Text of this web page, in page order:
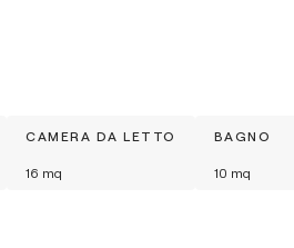
CAMERA DA LETTO
16 mq
BAGNO
10 mq